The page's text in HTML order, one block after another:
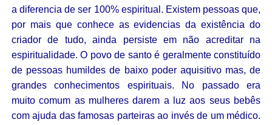
a diferencia de ser 100% espiritual. Existem pessoas que,
por mais que conhece as evidencias da existência do
criador de tudo, ainda persiste em não acreditar na
espiritualidade. O povo de santo é geralmente constituído
de pessoas humildes de baixo poder aquisitivo mas, de
grandes conhecimentos espirituais. No passado era
muito comum as mulheres darem a luz aos seus bebês
com ajuda das famosas parteiras ao invés de um médico.